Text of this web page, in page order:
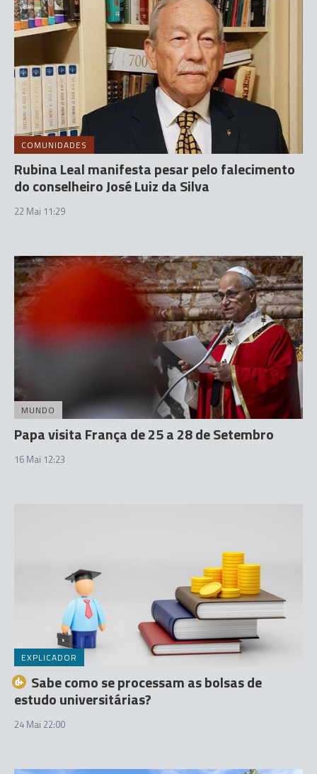
COMUNIDADES
Rubina Leal manifesta pesar pelo falecimento
do conselheiro José Luiz da Silva
22 Mai 11:29
MUNDO
Papa visita França de 25 a 28 de Setembro
16 Mai 12:23
EXPLICADOR
Sabe como se processam as bolsas de
estudo universitárias?
24 Mai 22:00